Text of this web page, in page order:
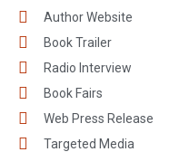
Author Website
Book Trailer
Radio Interview
Book Fairs
Web Press Release
Targeted Media